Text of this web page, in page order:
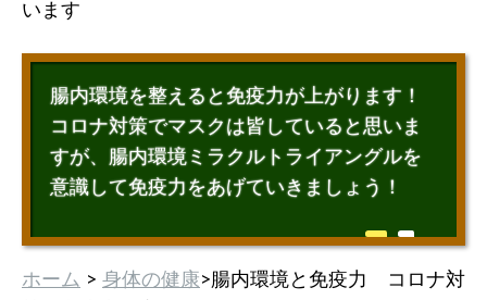
います
腸内環境を整えると免疫力が上がります！
コロナ対策でマスクは皆していると思いま
すが、腸内環境ミラクルトライアングルを
意識して免疫力をあげていきましょう！
ホーム > 身体の健康>腸内環境と免疫力 コロナ対